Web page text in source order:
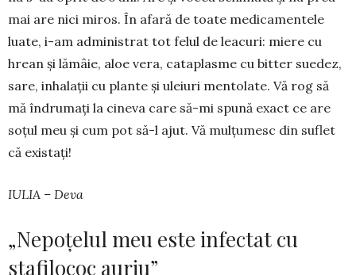
mai are nici miros. În afară de toate medicamentele
luate, i-am administrat tot felul de leacuri: miere cu
hrean și lămâie, aloe vera, cata­plasme cu bitter suedez,
sare, inhalații cu plante și uleiuri men­tolate. Vă rog să
mă îndru­mați la cineva care să-mi spună exact ce are
soțul meu și cum pot să-l ajut. Vă mulțumesc din suflet
că existați!
IULIA – Deva
„Nepoțelul meu este infectat cu
stafilococ auriu”